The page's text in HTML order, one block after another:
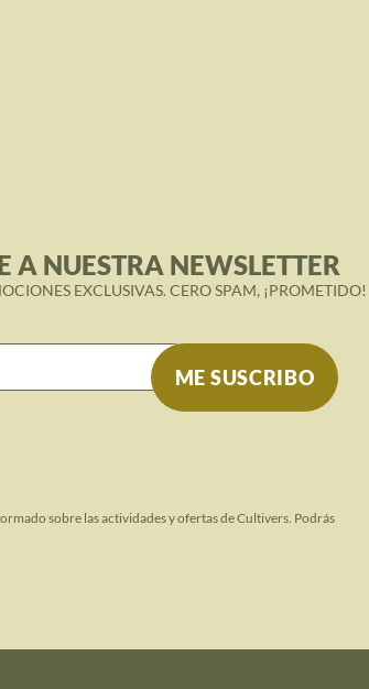
A NUESTRA NEWSLETTER
EXCLUSIVAS. CERO SPAM, ¡PROMETIDO!
sobre las actividades y ofertas de Cultivers. Podrás